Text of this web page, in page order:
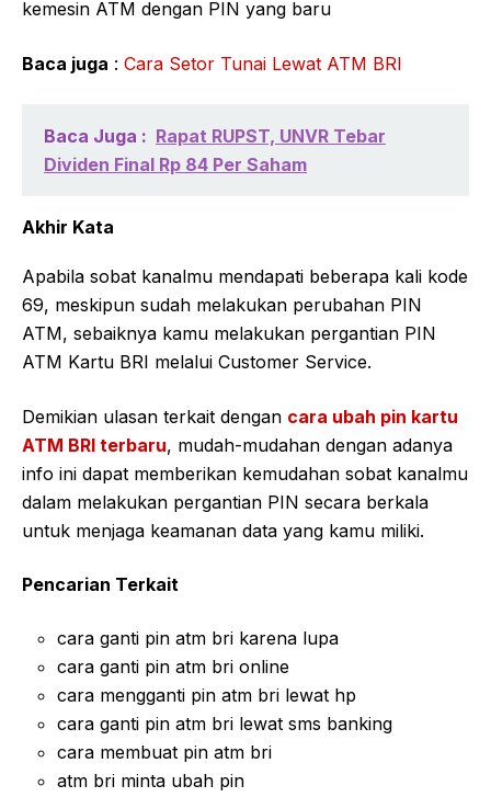
kemesin ATM dengan PIN yang baru
Baca juga : Cara Setor Tunai Lewat ATM BRI
Baca Juga : Rapat RUPST, UNVR Tebar
Dividen Final Rp 84 Per Saham
Akhir Kata
Apabila sobat kanalmu mendapati beberapa kali kode
69, meskipun sudah melakukan perubahan PIN
ATM, sebaiknya kamu melakukan pergantian PIN
ATM Kartu BRI melalui Customer Service.
Demikian ulasan terkait dengan cara ubah pin kartu
ATM BRI terbaru, mudah-mudahan dengan adanya
info ini dapat memberikan kemudahan sobat kanalmu
dalam melakukan pergantian PIN secara berkala
untuk menjaga keamanan data yang kamu miliki.
Pencarian Terkait
cara ganti pin atm bri karena lupa
cara ganti pin atm bri online
cara mengganti pin atm bri lewat hp
cara ganti pin atm bri lewat sms banking
cara membuat pin atm bri
atm bri minta ubah pin